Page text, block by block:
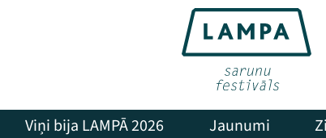
Viņi bija LAMPĀ 2026 Jaunumi